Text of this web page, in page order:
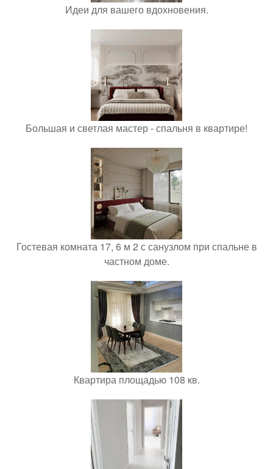
Идеи для вашего вдохновения.
Большая и светлая мастер - спальня в квартире!
Гостевая комната 17, 6 м 2 с санузлом при спальне в
частном доме.
Квартира площадью 108 кв.